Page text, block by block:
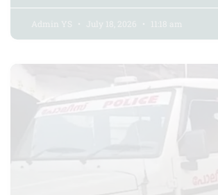
Admin YS July 18, 2026 11:18 am